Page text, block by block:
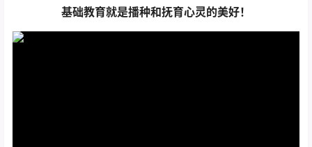
基础教育就是播种和抚育心灵的美好！